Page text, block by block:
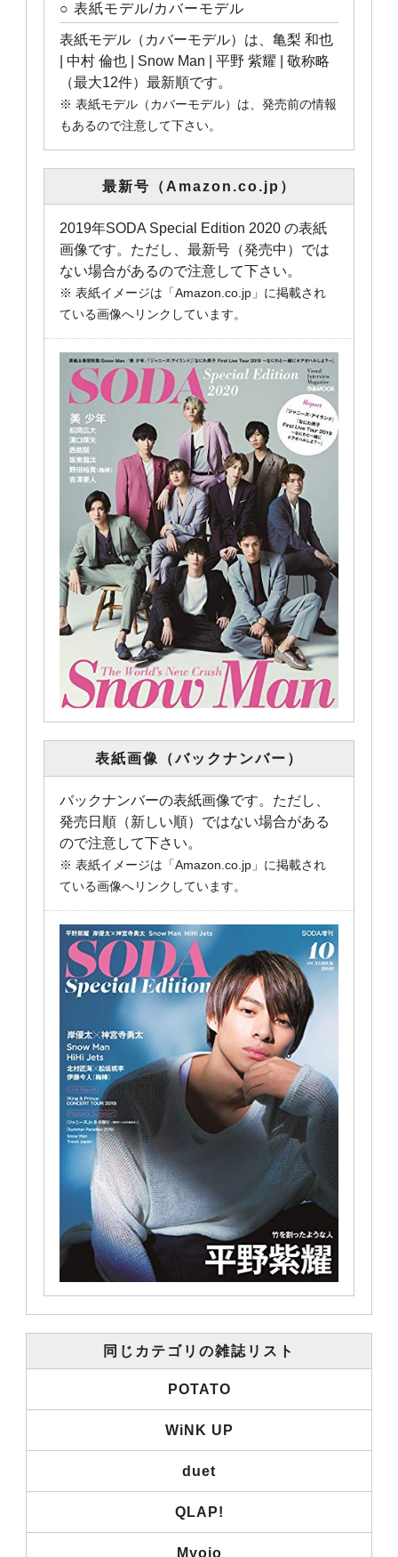
○ 表紙モデル/カバーモデル
表紙モデル（カバーモデル）は、亀梨 和也
| 中村 倫也 | Snow Man | 平野 紫耀 | 敬称略
（最大12件）最新順です。
※ 表紙モデル（カバーモデル）は、発売前の情報
もあるので注意して下さい。
最新号（Amazon.co.jp）
2019年SODA Special Edition 2020 の表紙
画像です。ただし、最新号（発売中）では
ない場合があるので注意して下さい。
※ 表紙イメージは「Amazon.co.jp」に掲載され
ている画像へリンクしています。
表紙画像（バックナンバー）
バックナンバーの表紙画像です。ただし、
発売日順（新しい順）ではない場合がある
ので注意して下さい。
※ 表紙イメージは「Amazon.co.jp」に掲載され
ている画像へリンクしています。
同じカテゴリの雑誌リスト
POTATO
WiNK UP
duet
QLAP!
Myojo